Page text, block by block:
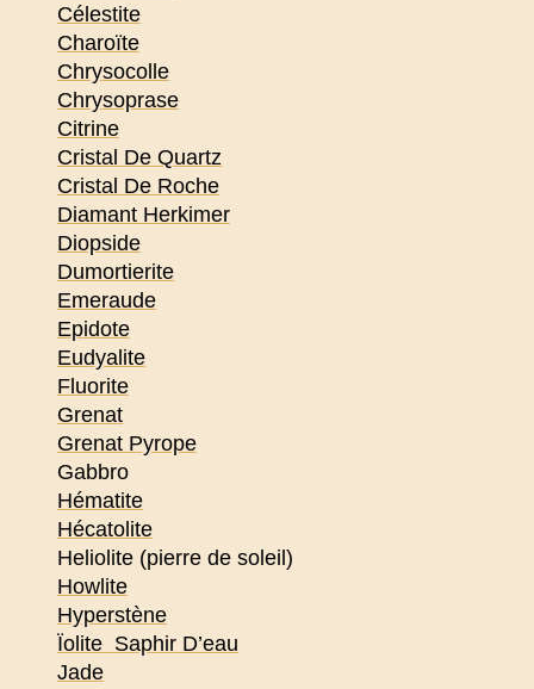
Célestite
Charoïte
Chrysocolle
Chrysoprase
Citrine
Cristal De Quartz
Cristal De Roche
Diamant Herkimer
Diopside
Dumortierite
Emeraude
Epidote
Eudyalite
Fluorite
Grenat
Grenat Pyrope
Gabbro
Hématite
Hécatolite
Heliolite (pierre de soleil)
Howlite
Hyperstène
Ïolite Saphir D’eau
Jade